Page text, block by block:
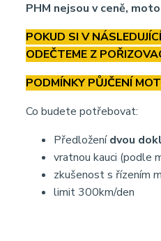
PHM nejsou v ceně,
POKUD SI V
ODEČTEME Z
PODMÍNKY PŮJČENÍ
Co budete potřebovat:
Předloženídvou
vratnou kauci (podle
zkušenost s řízením
limit 300km/den